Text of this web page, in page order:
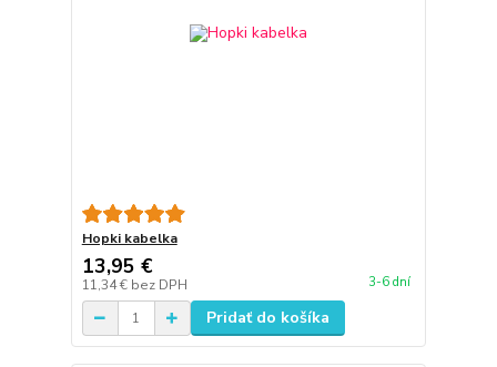
Hopki kabelka
13,95 €
11,34 € bez DPH 3-6 dní
Pridať do košíka